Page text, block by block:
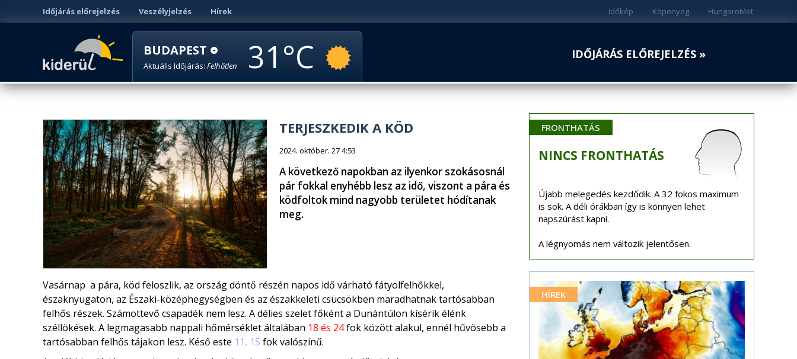
Időjárás előrejelzés Veszélyjelzés Hírek HungaroMet
Köpönyeg
Időkép
BUDAPEST
Aktuális Időjárás: Felhőtlen 31 IDŐJÁRÁS ELŐREJELZÉS »
TERJESZKEDIK A KÖD
2024. október. 27 4:53
A következő napokban az ilyenkor szokásosnál
pár fokkal enyhébb lesz az idő, viszont a pára és
ködfoltok mind nagyobb területet hódítanak
meg.
Vasárnap a pára, köd feloszlik, az ország döntő részén napos idő várható fátyolfelhőkkel,
északnyugaton, az Északi-középhegységben és az északkeleti csücsökben maradhatnak tartósabban
felhős részek. Számottevő csapadék nem lesz. A délies szelet főként a Dunántúlon kísérik élénk
széllökések. A legmagasabb nappali hőmérséklet általában 18 és 24fok között alakul, ennél hűvösebb a
tartósabban felhős tájakon lesz. Késő este 11, 15 fok valószínű.
FRONTHATÁS
NINCS FRONTHATÁS
Újabb melegedés kezdődik. A 32 fokos maximum
is sok. A déli órákban így is könnyen lehet
napszúrást kapni.
A légnyomás nem változik jelentősen.
HÍREK